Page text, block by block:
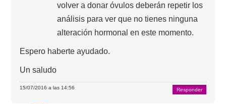
volver a donar óvulos deberán repetir los
análisis para ver que no tienes ninguna
alteración hormonal en este momento.
Espero haberte ayudado.
Un saludo
15/07/2016 a las 14:56 Responder